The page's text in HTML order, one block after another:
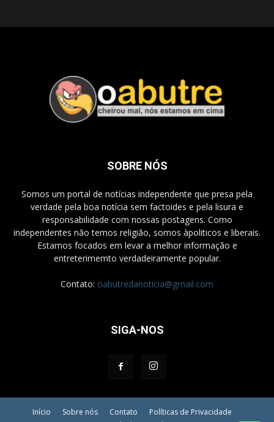
SOBRE NÓS
Somos um portal de notícias independente que presa pela
verdade pela boa notícia sem factoides e pela lisura e
responsabilidade com nossas postagens. Como
independentes não temos religião, somos àpoliticos e liberais.
Estamos focados em levar a melhor informação e
entreterimemto verdadeiramente popular.
Contato: oabutredanoticia@gmail.com
SIGA-NOS
Início Sobre nós Contato
Políticas de Privacidade